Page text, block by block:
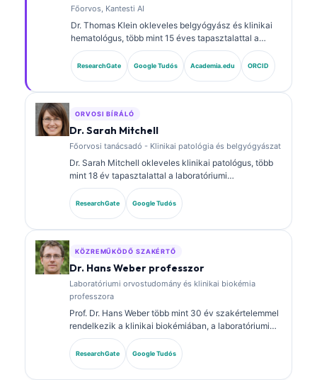
Főorvos, Kantesti AI
Dr. Thomas Klein okleveles belgyógyász és klinikai
hematológus, több mint 15 éves tapasztalattal a
laboratóriumi orvoslás és az AI-támogatott klinikai
elemzés területén. A Kantesti AI vezérorvosaként
(Chief Medical Officer) biztosítja a saját fejlesztésű
értelmezésről és laboratóriumi diagnosztikáról
laboratóriumi orvostudományi témákban.
ResearchGate Google Tudós Academia.edu ORCID
ORVOSI BÍRÁLÓ
Dr. Sarah Mitchell
Főorvosi tanácsadó - Klinikai patológia és belgyógyászat
Dr. Sarah Mitchell okleveles klinikai patológus, több
mint 18 év tapasztalattal a laboratóriumi
orvostudomány és a diagnosztikai elemzés területén.
Klinikai kémiai szakterületi képesítésekkel
rendelkezik, és kiterjedten publikált biomarker-
ResearchGate Google Tudós
KÖZREMŰKÖDŐ SZAKÉRTŐ
Dr. Hans Weber professzor
Laboratóriumi orvostudomány és klinikai biokémia
professzora
Prof. Dr. Hans Weber több mint 30 év szakértelemmel
rendelkezik a klinikai biokémiában, a laboratóriumi
orvostudományban és a biomarker-kutatásban. A
Német Klinikai Kémiai Társaság korábbi elnöke, és a
diagnosztikai panel-elemzésre, a biomarkerek
ResearchGate Google Tudós